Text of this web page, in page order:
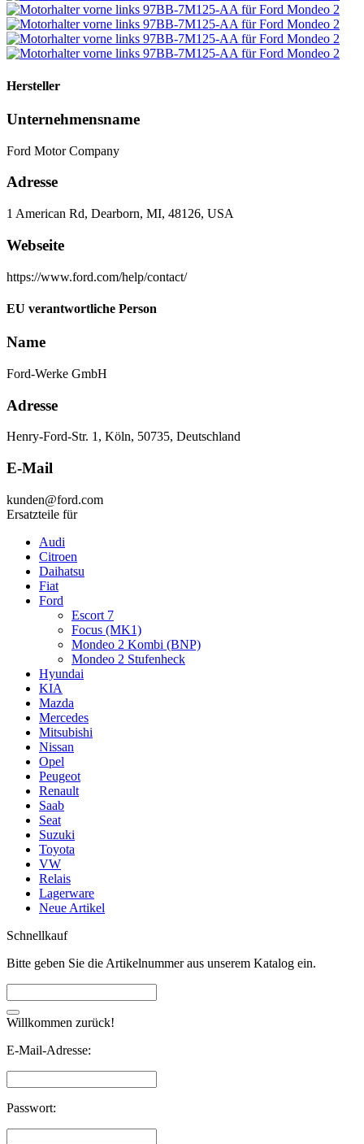
Hersteller
Unternehmensname
Ford Motor Company
Adresse
1 American Rd, Dearborn, MI, 48126, USA
Webseite
https://www.ford.com/help/contact/
EU verantwortliche Person
Name
Ford-Werke GmbH
Adresse
Henry-Ford-Str. 1, Köln, 50735, Deutschland
E-Mail
kunden@ford.com
Ersatzteile für
Audi
Citroen
Daihatsu
Fiat
Ford
Escort 7
Focus (MK1)
Mondeo 2 Kombi (BNP)
Mondeo 2 Stufenheck
Hyundai
KIA
Mazda
Mercedes
Mitsubishi
Nissan
Opel
Peugeot
Renault
Saab
Seat
Suzuki
Toyota
VW
Relais
Lagerware
Neue Artikel
Schnellkauf
Bitte geben Sie die Artikelnummer aus unserem Katalog ein.
Willkommen zurück!
E-Mail-Adresse:
Passwort: